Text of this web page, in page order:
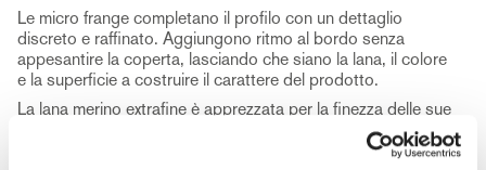
Le micro frange completano il profilo con un dettaglio
discreto e raffinato. Aggiungono ritmo al bordo senza
appesantire la coperta, lasciando che siano la lana, il colore
e la superficie a costruire il carattere del prodotto.
La lana merino extrafine è apprezzata per la finezza delle sue
fibre, circa 19,5 micron, per la morbidezza al contatto e per
la capacità di accompagnare il riposo con calore e